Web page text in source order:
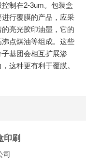
制在2-3um。包装盒
行覆膜的产品，应采
亮光胶印油墨，它的
点煤油等组成。这些
基团会相互扩展渗
这种更有利于覆膜。
印刷
司